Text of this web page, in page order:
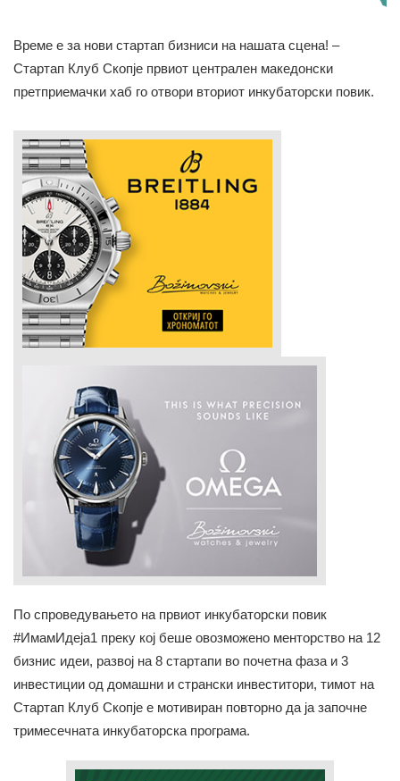
Време е за нови стартап бизниси на нашата сцена! –
Стартап Клуб Скопје првиот централен македонски
претприемачки хаб го отвори вториот инкубаторски повик.
По спроведувањето на првиот инкубаторски повик
#ИмамИдеја1 преку кој беше овозможено менторство на 12
бизнис идеи, развој на 8 стартапи во почетна фаза и 3
инвестиции од домашни и странски инвеститори, тимот на
Стартап Клуб Скопје е мотивиран повторно да ја започне
тримесечната инкубаторска програма.